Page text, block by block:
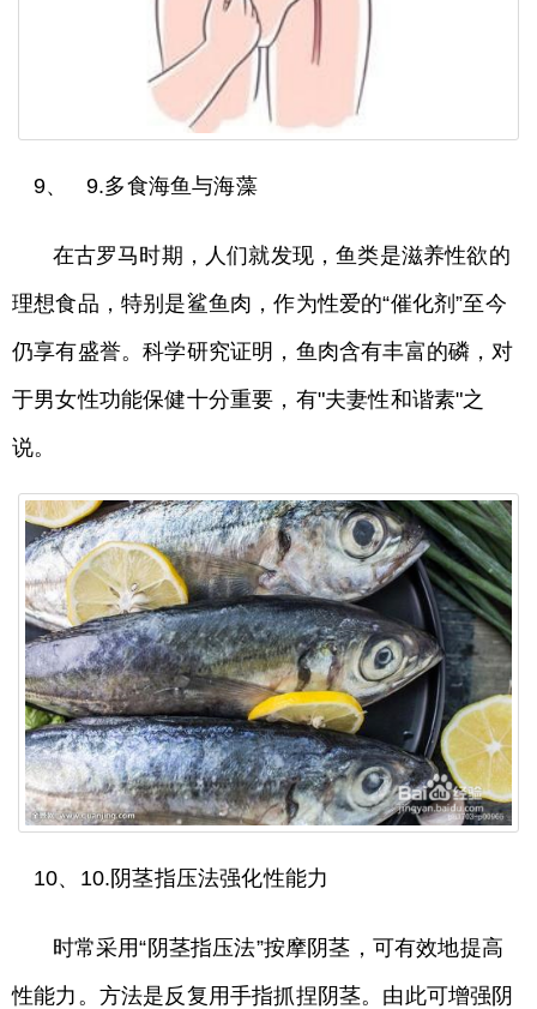
9、 9.多食海鱼与海藻
在古罗马时期，人们就发现，鱼类是滋养性欲的
理想食品，特别是鲨鱼肉，作为性爱的“催化剂”至今
仍享有盛誉。科学研究证明，鱼肉含有丰富的磷，对
于男女性功能保健十分重要，有"夫妻性和谐素"之
说。
10、10.阴茎指压法强化性能力
时常采用“阴茎指压法”按摩阴茎，可有效地提高
性能力。方法是反复用手指抓捏阴茎。由此可增强阴